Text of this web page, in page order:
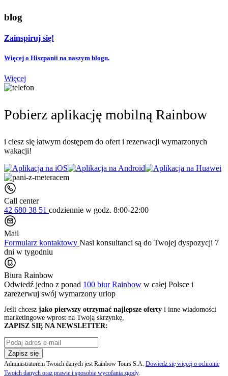
blog
Zainspiruj się!
Więcej o Hiszpanii na naszym blogu.
Więcej
Pobierz aplikację mobilną Rainbow
i ciesz się łatwym dostępem do ofert i rezerwacji wymarzonych
wakacji!
Call center
42 680 38 51 codziennie w godz. 8:00-22:00
Mail
Formularz kontaktowy Nasi konsultanci są do Twojej dyspozycji 7
dni w tygodniu
Biura Rainbow
Odwiedź jedno z ponad 100 biur Rainbow w całej Polsce i
zarezerwuj swój wymarzony urlop
Jeśli chcesz jako pierwszy otrzymać najlepsze oferty i inne wiadomości
marketingowe wprost na Twoją skrzynkę,
ZAPISZ SIĘ NA NEWSLETTER:
Zapisz się
Administratorem Twoich danych jest Rainbow Tours S.A. Dowiedz się więcej o ochronie
Twoich danych oraz prawie i sposobie wycofania zgody.